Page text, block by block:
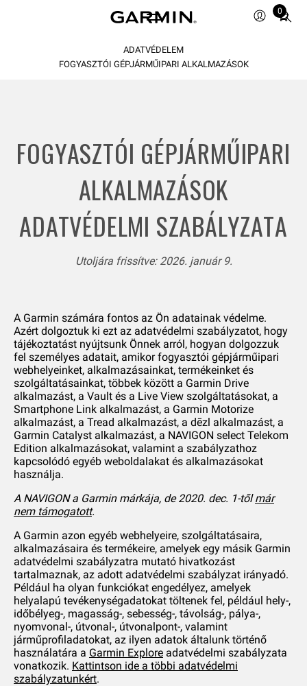
0
Total
items
ADATVÉDELEM
FOGYASZTÓI GÉPJÁRMŰIPARI ALKALMAZÁSOK
FOGYASZTÓI GÉPJÁRMŰIPARI
ALKALMAZÁSOK
ADATVÉDELMI SZABÁLYZATA
Utoljára frissítve: 2026. január 9.
A Garmin számára fontos az Ön adatainak védelme.
Azért dolgoztuk ki ezt az adatvédelmi szabályzatot, hogy
tájékoztatást nyújtsunk Önnek arról, hogyan dolgozzuk
fel személyes adatait, amikor fogyasztói gépjárműipari
webhelyeinket, alkalmazásainkat, termékeinket és
szolgáltatásainkat, többek között a Garmin Drive
alkalmazást, a Vault és a Live View szolgáltatásokat, a
Smartphone Link alkalmazást, a Garmin Motorize
alkalmazást, a Tread alkalmazást, a dēzl alkalmazást, a
Garmin Catalyst alkalmazást, a NAVIGON select Telekom
Edition alkalmazásokat, valamint a szabályzathoz
kapcsolódó egyéb weboldalakat és alkalmazásokat
használja.
A NAVIGON a Garmin márkája, de 2020. dec. 1-tőlmár
nem támogatott.
A Garmin azon egyéb webhelyeire, szolgáltatásaira,
alkalmazásaira és termékeire, amelyek egy másik Garmin
adatvédelmi szabályzatra mutató hivatkozást
tartalmaznak, az adott adatvédelmi szabályzat irányadó.
Például ha olyan funkciókat engedélyez, amelyek
helyalapú tevékenységadatokat töltenek fel, például hely-,
időbélyeg-, magasság-, sebesség-, távolság-, pálya-,
nyomvonal-, útvonal-, útvonalpont-, valamint
járműprofiladatokat, az ilyen adatok általunk történő
használatára a Garmin Explore adatvédelmi szabályzata
vonatkozik. Kattintson ide a többi adatvédelmi
szabályzatunkért.